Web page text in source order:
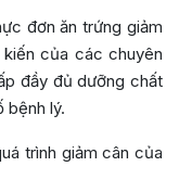
đơn ăn trứng giảm
của các chuyên
đầy đủ dưỡng chất
bệnh lý.
trình giảm cân của